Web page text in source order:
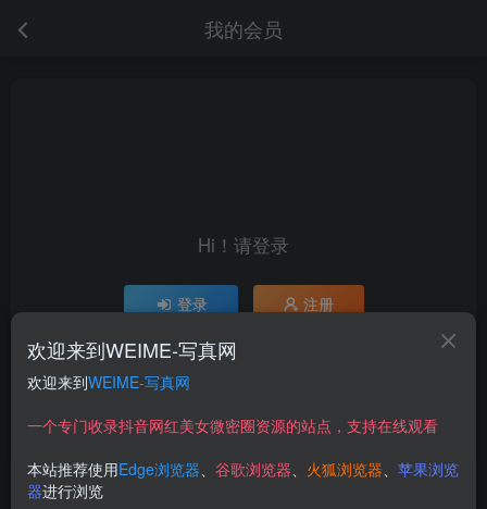
Hi！请登录
点这里开通会员
推荐使用标准的Chrome内核浏览器进行浏览本站
Hi！请登录
登录 注册
欢迎来到WEIME-写真网
欢迎来到WEIME-写真网
一个专门收录抖音网红美女微密圈资源的站点，支持在线观看
本站推荐使用Edge浏览器、 谷歌浏览器、 火狐浏览器、 苹果浏览
器进行浏览
我的会员